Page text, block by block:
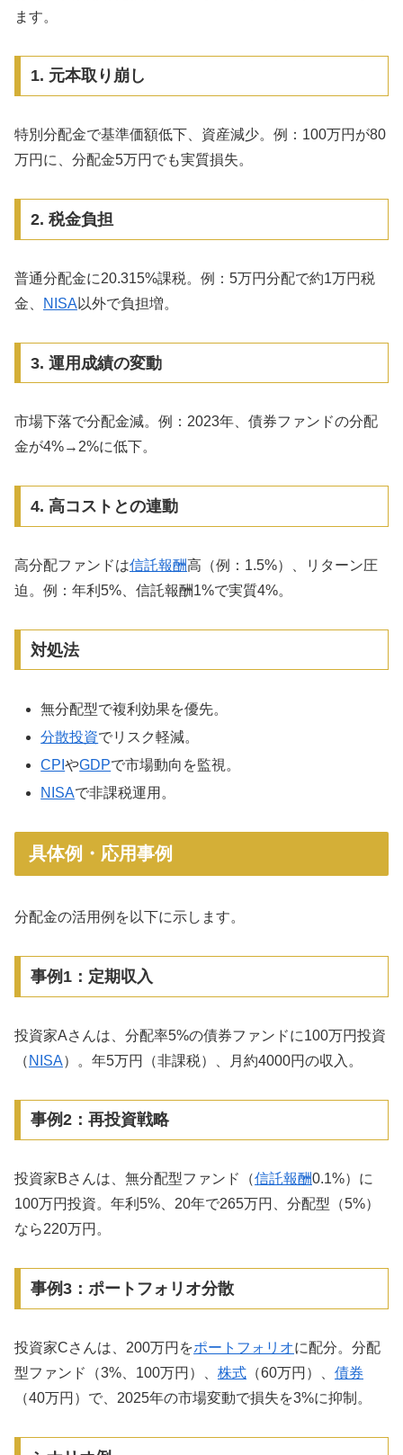
ます。
1. 元本取り崩し
特別分配金で基準価額低下、資産減少。例：100万円が80
万円に、分配金5万円でも実質損失。
2. 税金負担
普通分配金に20.315%課税。例：5万円分配で約1万円税
金、
NISA 以外で負担増。
3. 運用成績の変動
市場下落で分配金減。例：2023年、債券ファンドの分配
金が4%→2%に低下。
4. 高コストとの連動
高分配ファンドは信託報酬高（例：1.5%）、リターン圧
迫。例：年利5%、信託報酬1%で実質4%。
対処法
無分配型で複利効果を優先。
分散投資でリスク軽減。
CPIやGDPで市場動向を監視。
NISAで非課税運用。
具体例・応用事例
分配金の活用例を以下に示します。
事例1：定期収入
投資家Aさんは、分配率5%の債券ファンドに100万円投資
（ NISA）。年5万円（非課税）、月約4000円の収入。
事例2：再投資戦略
投資家Bさんは、無分配型ファンド（信託報酬0.1%）に
100万円投資。年利5%、20年で265万円、分配型（5%）
なら220万円。
事例3：ポートフォリオ分散
投資家Cさんは、200万円をポートフォリオに配分。分配
型ファンド（3%、100万円）、 株式 （60万円）、 債券
（40万円）で、2025年の市場変動で損失を3%に抑制。